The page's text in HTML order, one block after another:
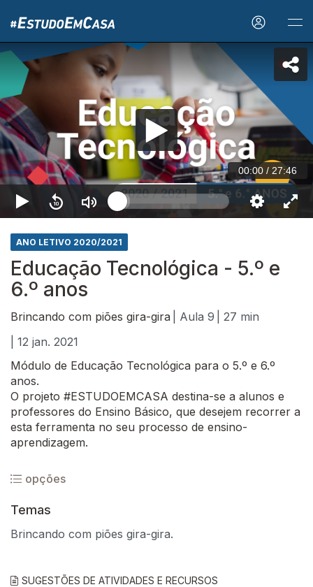
00:00 / 27:46
ANO LETIVO 2020/2021
Educação Tecnológica - 5.º e
6.º anos
Brincando com piões gira-gira | Aula 9
| 27 min
| 12 jan. 2021
Módulo de Educação Tecnológica para o 5.º e 6.º
anos.
O projeto #ESTUDOEMCASA destina-se a alunos e
professores do Ensino Básico, que desejem recorrer a
esta ferramenta no seu processo de ensino-
aprendizagem.
opções
Temas
Brincando com piões gira-gira.
SUGESTÕES DE ATIVIDADES E RECURSOS